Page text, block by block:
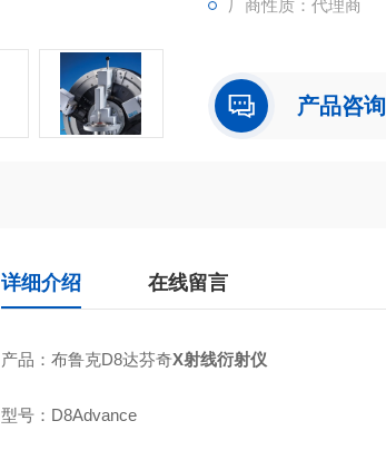
厂商性质：代理商
产品咨询
详细介绍 在线留言
产品：布鲁克D8达芬奇X射线衍射仪
型号：D8Advance